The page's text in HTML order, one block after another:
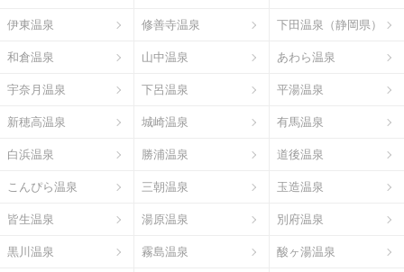
伊東温泉 修善寺温泉 下田温泉（静岡県）
和倉温泉 山中温泉 あわら温泉
宇奈月温泉 下呂温泉 平湯温泉
新穂高温泉 城崎温泉 有馬温泉
白浜温泉 勝浦温泉 道後温泉
こんぴら温泉 三朝温泉 玉造温泉
皆生温泉 湯原温泉 別府温泉
黒川温泉 霧島温泉 酸ヶ湯温泉